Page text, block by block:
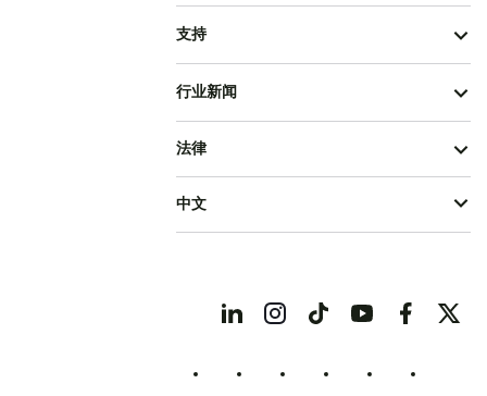
支持
行业新闻
法律
中文